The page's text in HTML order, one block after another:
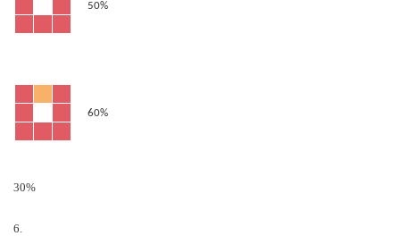
50%
60%
30%
6.